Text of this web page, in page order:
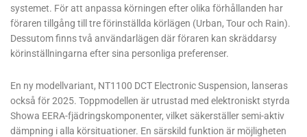
systemet. För att anpassa körningen efter olika förhållanden har
föraren tillgång till tre förinställda körlägen (Urban, Tour och Rain).
Dessutom finns två användarlägen där föraren kan skräddarsy
körinställningarna efter sina personliga preferenser.
En ny modellvariant, NT1100 DCT Electronic Suspension, lanseras
också för 2025. Toppmodellen är utrustad med elektroniskt styrda
Showa EERA-fjädringskomponenter, vilket säkerställer semi-aktiv
dämpning i alla körsituationer. En särskild funktion är möjligheten